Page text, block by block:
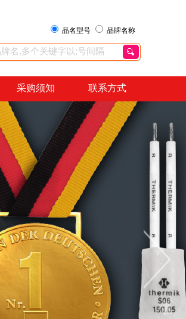
品名型号 品牌名称
采购须知 联系方式